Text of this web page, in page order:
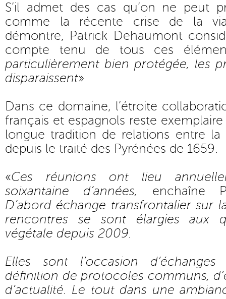
S’il admet des cas qu’on ne peut
comme la récente crise de la
démontre, Patrick Dehaumont
compte tenu de tous ces
particulièrement bien protégée, les
disparaissent»
Dans ce domaine, l’étroite
français et espagnols reste
longue tradition de relations entre la
depuis le traité des Pyrénées de 1659.
«Ces réunions ont lieu
soixantaine d’années,
enchaîne
D’abord échange transfrontalier sur
rencontres se sont élargies aux
végétale depuis 2009.
Elles sont l’occasion d’échanges
définition de protocoles communs,
d’actualité. Le tout dans une